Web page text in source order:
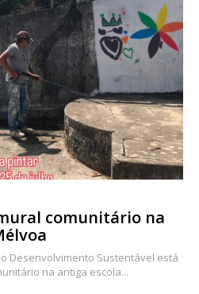
o plano
comunitário na
Desenvolvimento Sustentável está
na antiga escola...